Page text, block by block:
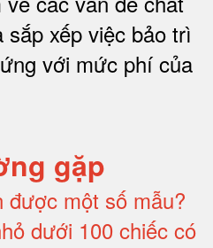
xếp việc bảo trì
với mức phí của
gặp
được một số mẫu?
dưới 100 chiếc có